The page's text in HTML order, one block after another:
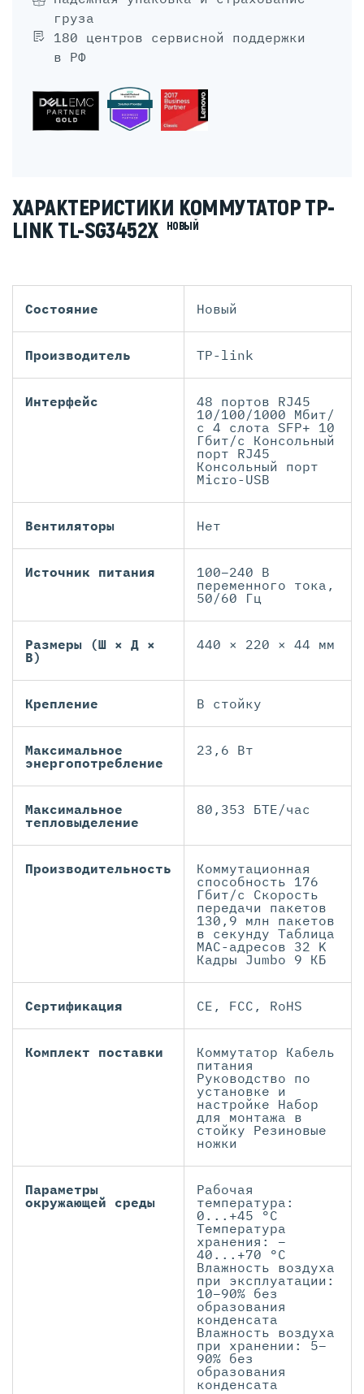
груза
180 центров сервисной поддержки
в РФ
ХАРАКТЕРИСТИКИ КОММУТАТОР TP-
LINK TL-SG3452X
НОВЫЙ
Состояние Новый
Производитель TP-link
Интерфейс
48 портов RJ45
10/100/1000 Мбит/
с 4 слота SFP+ 10
Гбит/с Консольный
порт RJ45
Консольный порт
Micro-USB
Вентиляторы Нет
Источник питания
100–240 В
переменного тока,
50/60 Гц
Размеры (Ш × Д ×
В)
440 × 220 × 44 мм
Крепление В стойку
Максимальное
энергопотребление
23,6 Вт
Максимальное
тепловыделение
80,353 БТЕ/час
Производительность
Коммутационная
способность 176
Гбит/с Скорость
передачи пакетов
130,9 млн пакетов
в секунду Таблица
МАС-адресов 32 K
Кадры Jumbo 9 КБ
Сертификация CE, FCC, RoHS
Комплект поставки
Коммутатор Кабель
питания
Руководство по
установке и
настройке Набор
для монтажа в
стойку Резиновые
ножки
Параметры
окружающей среды
Рабочая
температура:
0...+45 °C
Температура
хранения: –
40...+70 °C
Влажность воздуха
при эксплуатации:
10–90% без
образования
конденсата
Влажность воздуха
при хранении: 5–
90% без
образования
конденсата